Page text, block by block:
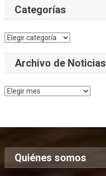
Categorías
Categorías
Archivo de Noticias
Archivo
Quiénes somos